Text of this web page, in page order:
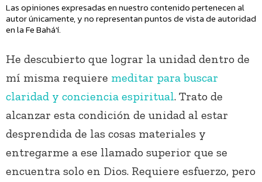
Las opiniones expresadas en nuestro contenido pertenecen al
autor únicamente, y no representan puntos de vista de autoridad
en la Fe Bahá’í.
He descubierto que lograr la unidad dentro de
mí misma requiere meditar para buscar
claridad y conciencia espiritual. Trato de
alcanzar esta condición de unidad al estar
desprendida de las cosas materiales y
entregarme a ese llamado superior que se
encuentra solo en Dios. Requiere esfuerzo, pero